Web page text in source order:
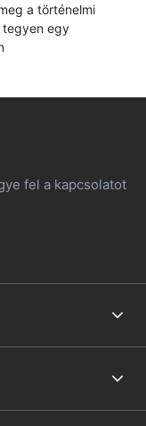
a történelmi
tegyen egy
fel a kapcsolatot